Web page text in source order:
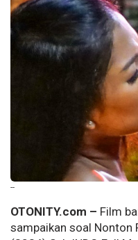
--
OTONITY.com – Film
sampaikan soal Nonton